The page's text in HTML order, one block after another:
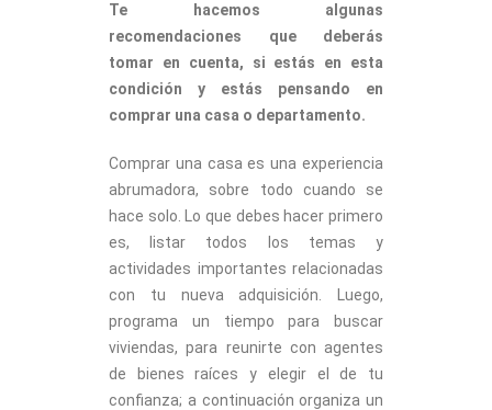
Te hacemos algunas
recomendaciones que deberás
tomar en cuenta, si estás en esta
condición y estás pensando en
comprar una casa o departamento.
Comprar una casa es una experiencia
abrumadora, sobre todo cuando se
hace solo. Lo que debes hacer primero
es, listar todos los temas y
actividades importantes relacionadas
con tu nueva adquisición. Luego,
programa un tiempo para buscar
viviendas, para reunirte con agentes
de bienes raíces y elegir el de tu
confianza; a continuación organiza un